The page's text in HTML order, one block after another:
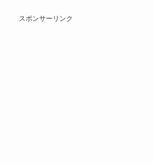
スポンサーリンク